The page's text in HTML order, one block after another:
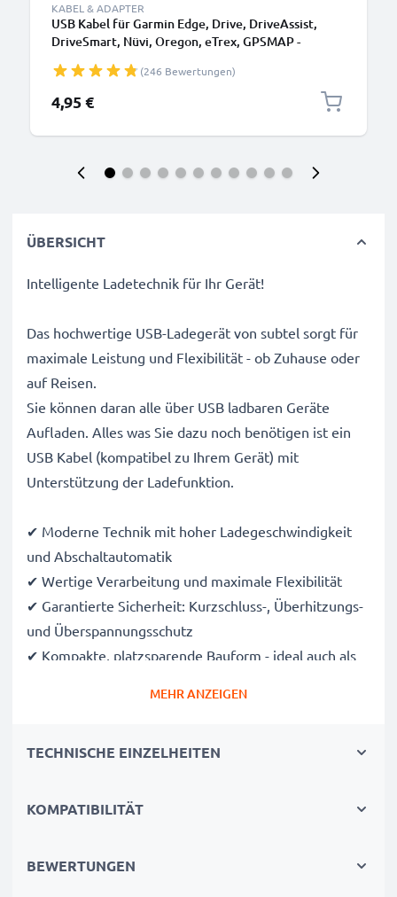
KABEL & ADAPTER
USB Kabel für Garmin Edge, Drive, DriveAssist,
DriveSmart, Nüvi, Oregon, eTrex, GPSMAP -
(246 Bewertungen)
4,95 €
ÜBERSICHT
Intelligente Ladetechnik für Ihr Gerät!
Das hochwertige USB-Ladegerät von subtel sorgt für
maximale Leistung und Flexibilität - ob Zuhause oder
auf Reisen.
Sie können daran alle über USB ladbaren Geräte
Aufladen. Alles was Sie dazu noch benötigen ist ein
USB Kabel (kompatibel zu Ihrem Gerät) mit
Unterstützung der Ladefunktion.
✔ Moderne Technik mit hoher Ladegeschwindigkeit
und Abschaltautomatik
✔ Wertige Verarbeitung und maximale Flexibilität
✔ Garantierte Sicherheit: Kurzschluss-, Überhitzungs-
und Überspannungsschutz
✔ Kompakte, platzsparende Bauform - ideal auch als
Was auch immer Sie vorhaben – mit dem USB-
Power!
MEHR ANZEIGEN
TECHNISCHE EINZELHEITEN
KOMPATIBILITÄT
BEWERTUNGEN